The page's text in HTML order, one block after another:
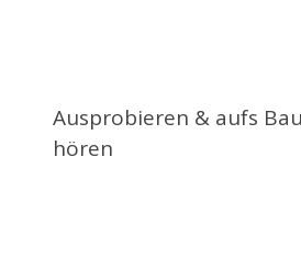
Ausprobieren & aufs
hören